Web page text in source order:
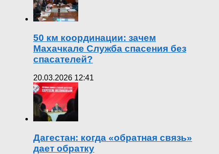
50 км координации: зачем
Махачкале Служба спасения без
спасателей?
20.03.2026 12:41
Дагестан: когда «обратная связь»
дает обратку